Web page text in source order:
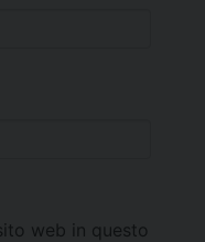
web in questo